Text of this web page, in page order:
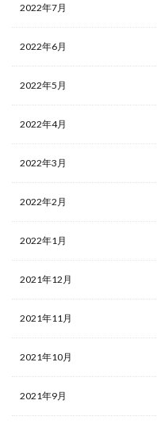
2022年7月
2022年6月
2022年5月
2022年4月
2022年3月
2022年2月
2022年1月
2021年12月
2021年11月
2021年10月
2021年9月